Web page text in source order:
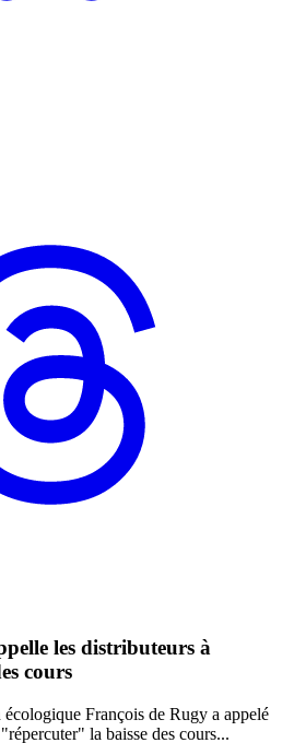
les distributeurs à
cours
François de Rugy a appelé
la baisse des cours...